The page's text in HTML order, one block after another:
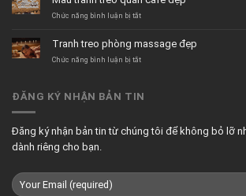
hiện
đại
quán
cafe
Chức năng bình luận bị tắtở
treo
quán
Tranh treo phòng massage đẹp
Chức năng bình luận bị tắtở
phòng
ĐĂNG KÝ NHẬN BẢN TIN
Đăng ký nhận bản tin từ chúng tôi để không bỏ lỡ
dành riêng cho bạn.